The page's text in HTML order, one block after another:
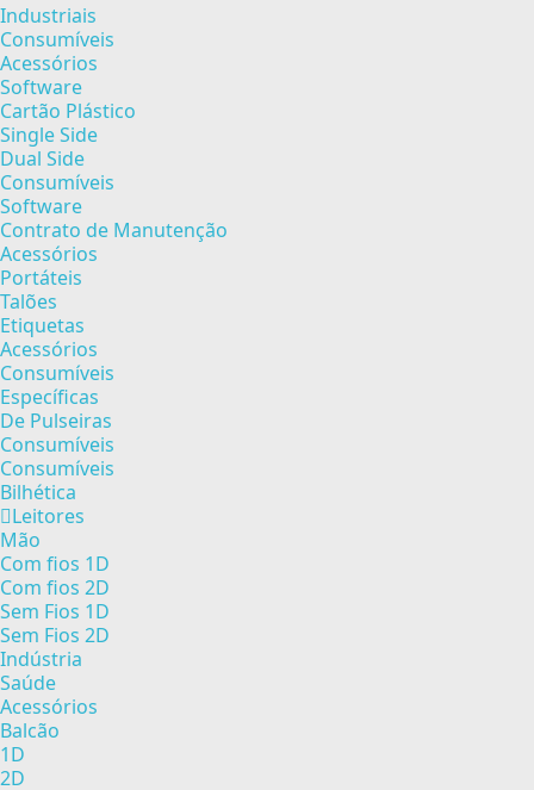
Industriais
Consumíveis
Acessórios
Software
Cartão Plástico
Single Side
Dual Side
Consumíveis
Software
Contrato de Manutenção
Acessórios
Portáteis
Talões
Etiquetas
Acessórios
Consumíveis
Específicas
De Pulseiras
Consumíveis
Consumíveis
Bilhética
Leitores
Mão
Com fios 1D
Com fios 2D
Sem Fios 1D
Sem Fios 2D
Indústria
Saúde
Acessórios
Balcão
1D
2D